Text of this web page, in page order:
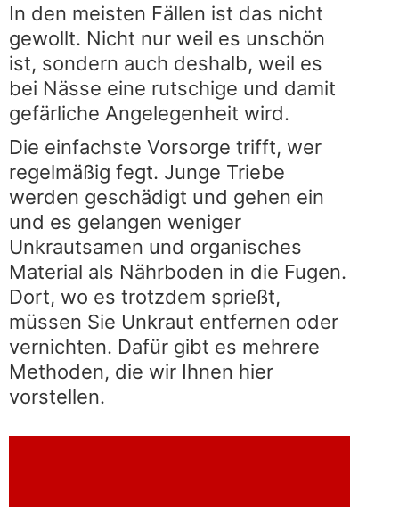
In den meisten Fällen ist das nicht
gewollt. Nicht nur weil es unschön
ist, sondern auch deshalb, weil es
bei Nässe eine rutschige und damit
gefärliche Angelegenheit wird.
Die einfachste Vorsorge trifft, wer
regelmäßig fegt. Junge Triebe
werden geschädigt und gehen ein
und es gelangen weniger
Unkrautsamen und organisches
Material als Nährboden in die Fugen.
Dort, wo es trotzdem sprießt,
müssen Sie Unkraut entfernen oder
vernichten. Dafür gibt es mehrere
Methoden, die wir Ihnen hier
vorstellen.